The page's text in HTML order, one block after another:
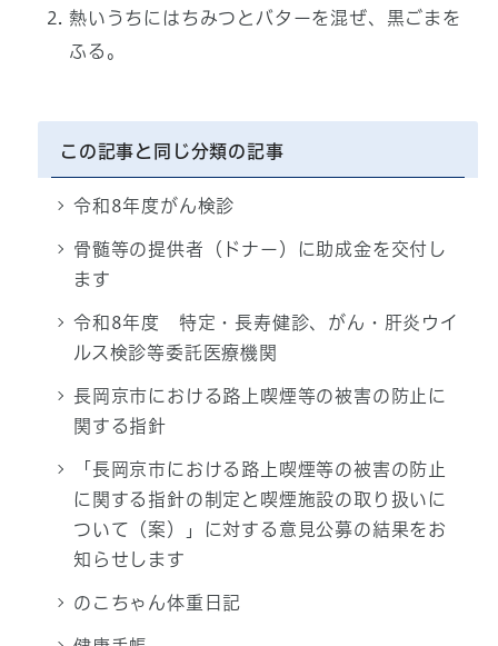
熱いうちにはちみつとバターを混ぜ、黒ごまを
ふる。
この記事と同じ分類の記事
令和8年度がん検診
骨髄等の提供者（ドナー）に助成金を交付し
ます
令和8年度 特定・長寿健診、がん・肝炎ウイ
ルス検診等委託医療機関
長岡京市における路上喫煙等の被害の防止に
関する指針
「長岡京市における路上喫煙等の被害の防止
に関する指針の制定と喫煙施設の取り扱いに
ついて（案）」に対する意見公募の結果をお
知らせします
のこちゃん体重日記